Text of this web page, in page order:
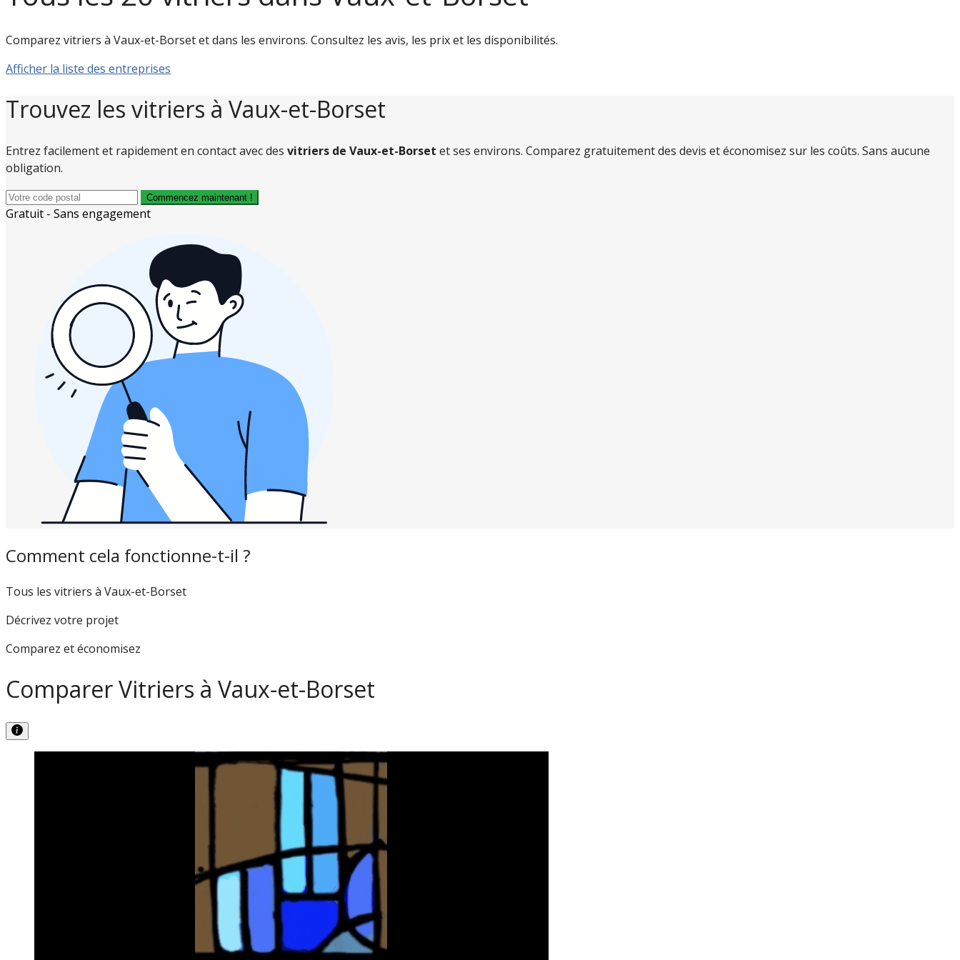
Comparez vitriers à Vaux-et-Borset et dans les environs. Consultez les avis, les prix et les disponibilités.
Afficher la liste des entreprises
Trouvez les vitriers à Vaux-et-Borset
Entrez facilement et rapidement en contact avec des vitriers de Vaux-et-Borset et ses environs. Comparez gratuitement des devis et économisez sur les coûts. Sans aucune
obligation.
Commencez maintenant !
Gratuit - Sans engagement
Comment cela fonctionne-t-il ?
Tous les vitriers à Vaux-et-Borset
Décrivez votre projet
Comparez et économisez
Comparer Vitriers à Vaux-et-Borset